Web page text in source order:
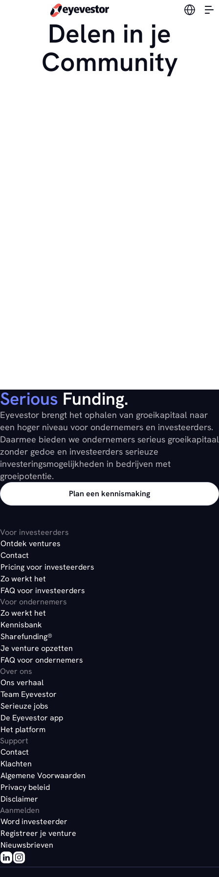
Delen in je
Community
Serious Funding.
Eyevestor brengt het ophalen van groeikapitaal naar
een hoger niveau voor ondernemers en investeerders.
Daarmee bieden we ondernemers serieus groeikapitaal
zonder gedoe en investeerders serieuze
investeringsmogelijkheden in bedrijven met
groeipotentie.
Plan een kennismaking
Voor investeerders
Ontdek ventures
Contact
Pricing voor investeerders
Zo werkt het
FAQ voor investeerders
Voor ondernemers
Zo werkt het
Kennisbank
Sharefunding®
Je venture opzetten
FAQ voor ondernemers
Over ons
Ons verhaal
Team Eyevestor
Serieuze jobs
De Eyevestor app
Het platform
Support
Contact
Klachten
Algemene Voorwaarden
Privacy beleid
Disclaimer
Aanmelden
Word investeerder
Registreer je venture
Nieuwsbrieven